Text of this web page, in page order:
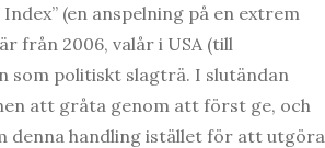
(en anspelning på en extrem
från 2006, valår i USA (till
som politiskt slagträ. I slutändan
att gråta genom att först ge, och
denna handling istället för att utgöra